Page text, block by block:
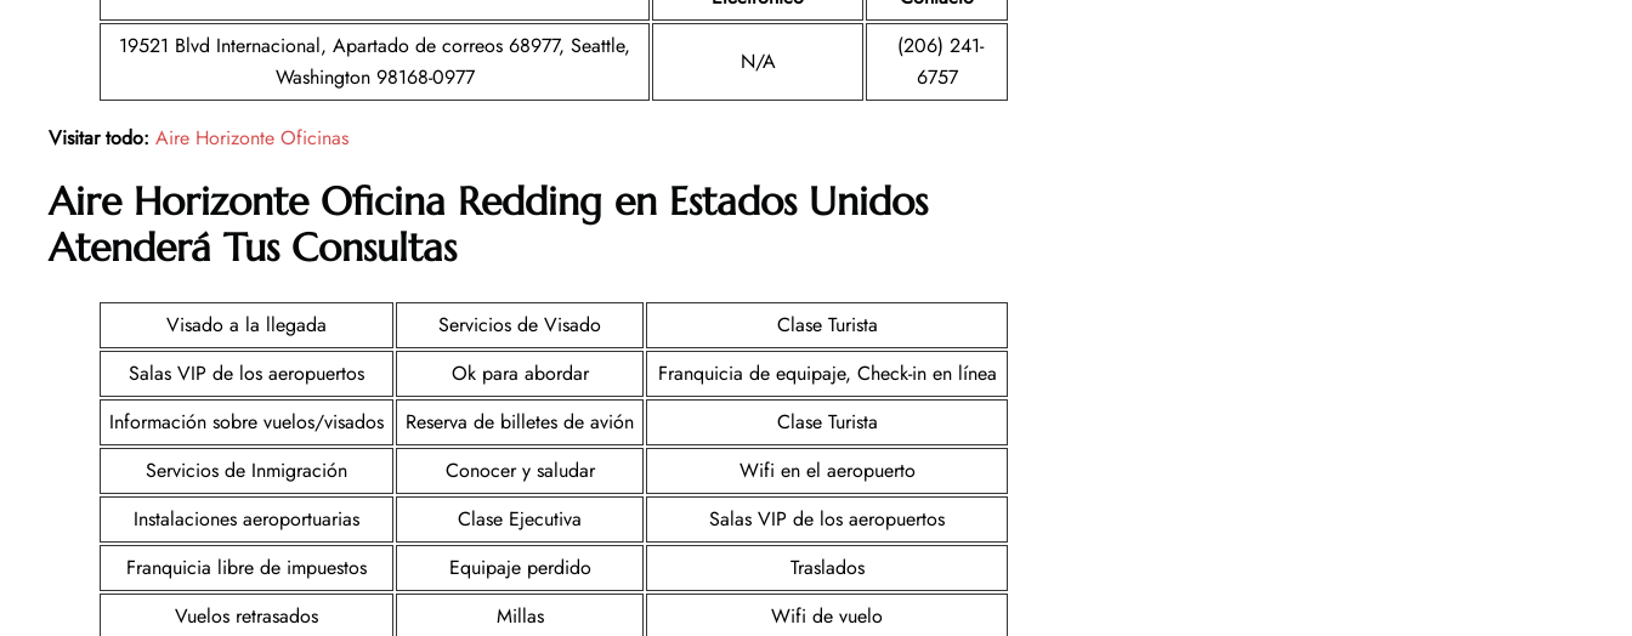
19521 Blvd Internacional, Apartado de correos 68977, Seattle,
Washington 98168-0977
N/A
(206) 241-
6757
Visitar todo: Aire Horizonte Oficinas
Aire Horizonte Oficina Redding en Estados Unidos
Atenderá Tus Consultas
Visado a la llegada Servicios de Visado
Clase Turista
Salas VIP de los aeropuertos
Ok para abordar
Franquicia de equipaje, Check-in en línea
Información sobre vuelos/visados
Reserva de billetes de avión
Clase Turista
Servicios de Inmigración
Conocer y saludar
Wifi en el aeropuerto
Instalaciones aeroportuarias
Clase Ejecutiva
Salas VIP de los aeropuertos
Franquicia libre de impuestos
Equipaje perdido
Traslados
Vuelos retrasados
Millas
Wifi de vuelo